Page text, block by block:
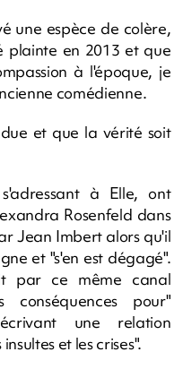
une espèce de colère,
plainte en 2013 et que
à l'époque, je
comédienne.
et que la vérité soit
à Elle, ont
Rosenfeld dans
Jean Imbert alors qu'il
et "s'en est dégagé".
par ce même canal
conséquences pour"
une relation
et les crises".